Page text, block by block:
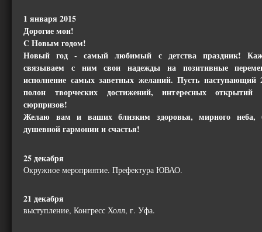
1 января 2015
Дорогие мои!
C Новым годом!
Новый год - самый любимый с детства праздник!
связываем с ним свои надежды на позитивные
исполнение самых заветных желаний. Пусть наступающий
полон творческих достижений, интересных
сюрпризов!
Желаю вам и ваших близким здоровья, мирного неба,
душевной гармонии и счастья!
25 декабря
Окружное мероприятие. Префектура ЮВАО.
21 декабря
выступление, Конгресс Холл, г. Уфа.